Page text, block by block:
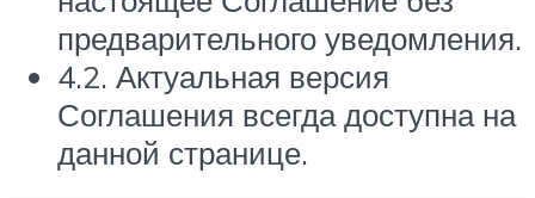
предварительного уведомления.
4.2. Актуальная версия
Соглашения всегда доступна на
данной странице.